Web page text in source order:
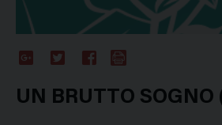
Plus
UN BRUTTO SOGNO